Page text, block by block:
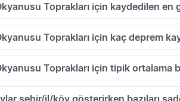
Toprakları için kaydedilen en
Toprakları için kaç deprem
Toprakları için tipik ortalama
şehir/il/köy gösterirken bazıları